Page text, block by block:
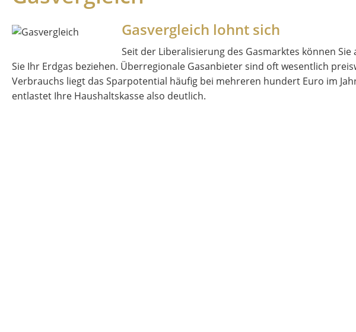
Gasvergleich lohnt sich
Seit der Liberalisierung des Gasmarktes können
Sie Ihr Erdgas beziehen. Überregionale Gasanbieter sind oft wesentlich
Verbrauchs liegt das Sparpotential häufig bei mehreren hundert Euro im
entlastet Ihre Haushaltskasse also deutlich.